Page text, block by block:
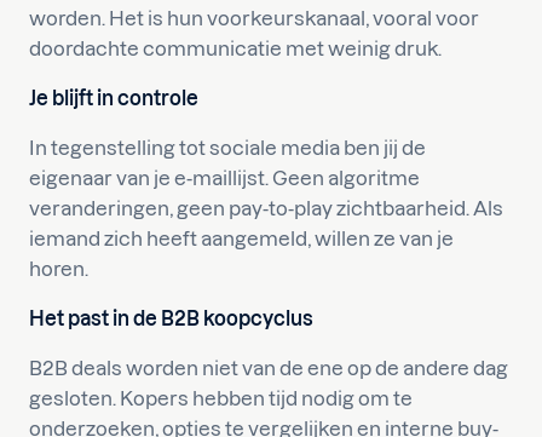
worden. Het is hun voorkeurskanaal, vooral voor
doordachte communicatie met weinig druk.
Je blijft in controle
In tegenstelling tot sociale media ben jij de
eigenaar van je e-maillijst. Geen algoritme
veranderingen, geen pay-to-play zichtbaarheid. Als
iemand zich heeft aangemeld, willen ze van je
horen.
Het past in de B2B koopcyclus
B2B deals worden niet van de ene op de andere dag
gesloten. Kopers hebben tijd nodig om te
onderzoeken, opties te vergelijken en interne buy-